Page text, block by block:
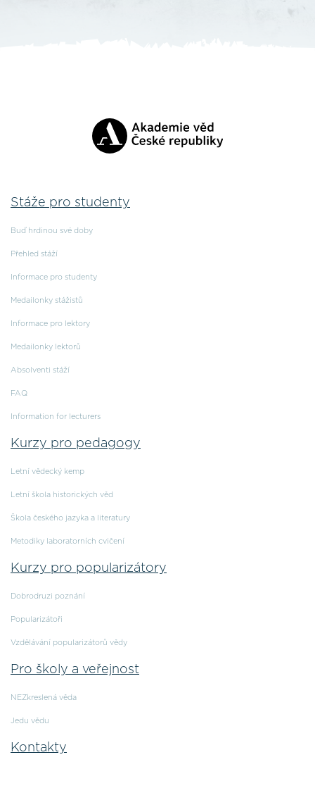
Stáže pro studenty
Buď hrdinou své doby
Přehled stáží
Informace pro studenty
Medailonky stážistů
Informace pro lektory
Medailonky lektorů
Absolventi stáží
FAQ
Information for lecturers
Kurzy pro pedagogy
Letní vědecký kemp
Letní škola historických věd
Škola českého jazyka a literatury
Metodiky laboratorních cvičení
Kurzy pro popularizátory
Dobrodruzi poznání
Popularizátoři
Vzdělávání popularizátorů vědy
Pro školy a veřejnost
NEZkreslená věda
Jedu vědu
Kontakty